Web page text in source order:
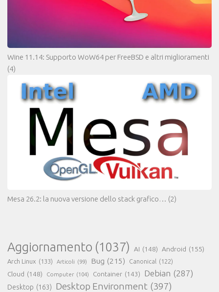
Wine 11.14: Supporto WoW64 per FreeBSD e altri miglioramenti
(4)
Mesa 26.2: la nuova versione dello stack grafico… (2)
Aggiornamento (1037) AI (148) Android (155)
Arch Linux (133) Articoli (99) Bug (215) Canonical (122)
Cloud (148) Computer (104) Container (143) Debian (287)
Desktop (163) Desktop Environment (397)